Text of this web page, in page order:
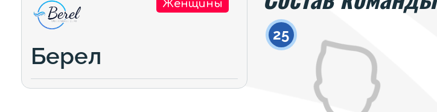
Берел
Женщины
25